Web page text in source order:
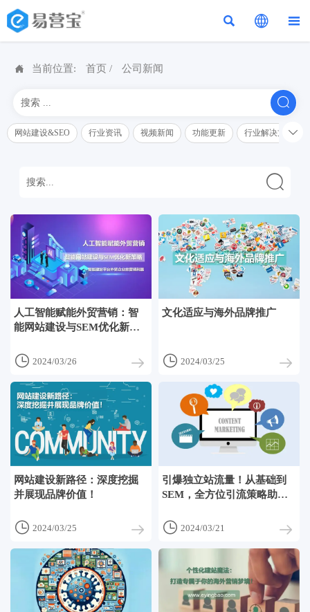
  
 当前位置: 首页 / 公司新闻

网站建设&SEO 行业资讯 视频新闻 功能更新 行业解决方案解读


人工智能赋能外贸营销：智
能网站建设与SEM优化新策
 2024/03/26
文化适应与海外品牌推广
 2024/03/25
网站建设新路径：深度挖掘
并展现品牌价值！
 2024/03/25
引爆独立站流量！从基础到
SEM，全方位引流策略助您
 2024/03/21